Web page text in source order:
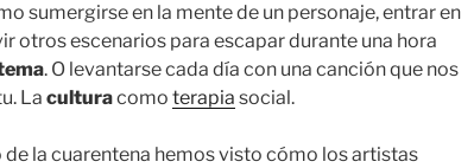
sumergirse en la mente de un personaje, entrar en
otros escenarios para escapar durante una hora
. O levantarse cada día con una canción que nos
La culturacomo terapia social.
de la cuarentena hemos visto cómo los artistas